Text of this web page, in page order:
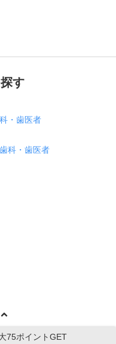
す
・歯医者
科・歯医者
75ポイントGET